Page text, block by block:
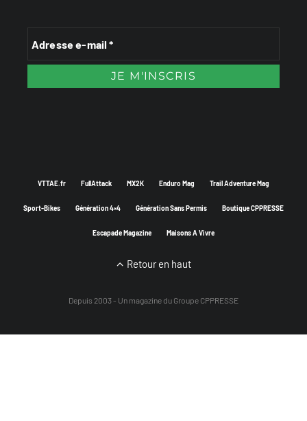
VTTAE.fr FullAttack MX2K Enduro Mag Trail Adventure Mag
Sport-Bikes Génération 4×4 Génération Sans Permis Boutique CPPRESSE
Escapade Magazine Maisons A Vivre
Retour en haut
Depuis 2003 - Un magazine du Groupe CPPRESSE